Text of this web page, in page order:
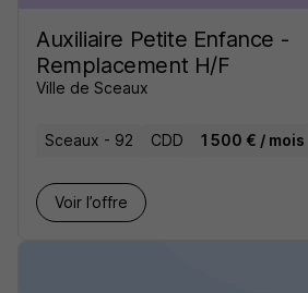
Auxiliaire Petite Enfance -
Remplacement H/F
Ville de Sceaux
Sceaux - 92 CDD 1 500 € / mois
Voir l’offre